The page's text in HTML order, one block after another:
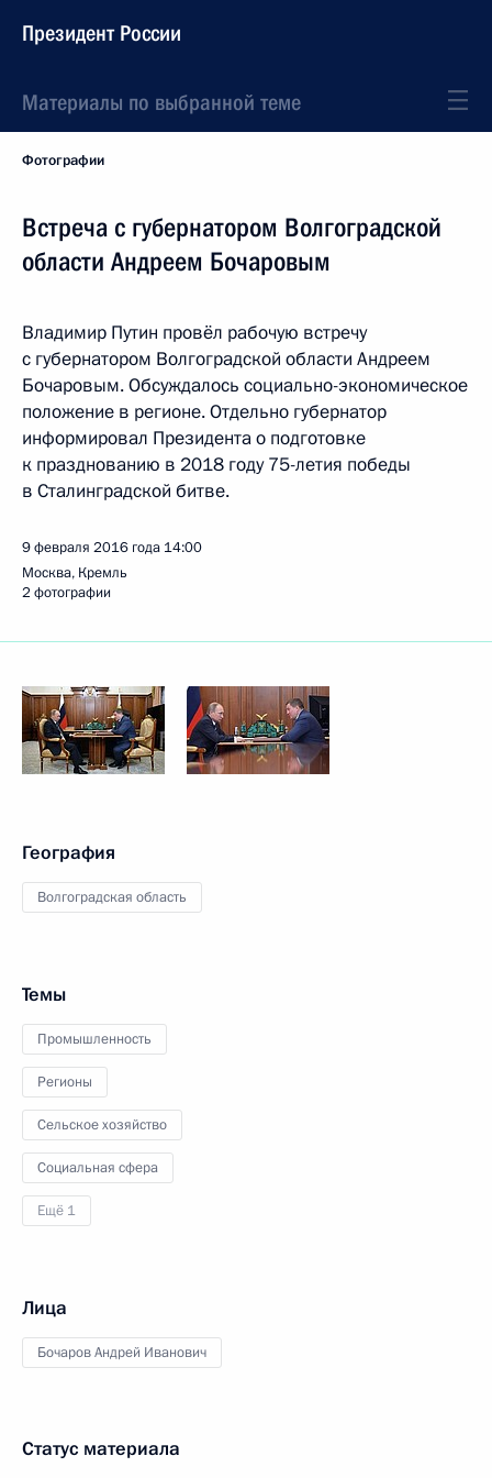
Президент России
Материалы по выбранной теме
Фотографии
Встреча с губернатором Волгоградской
области Андреем Бочаровым
Владимир Путин провёл рабочую встречу
с губернатором Волгоградской области Андреем
Бочаровым. Обсуждалось социально-экономическое
положение в регионе. Отдельно губернатор
информировал Президента о подготовке
к празднованию в 2018 году 75-летия победы
в Сталинградской битве.
9 февраля 2016 года 14:00
Москва, Кремль
2 фотографии
География
Волгоградская область
Темы
Промышленность
Регионы
Сельское хозяйство
Социальная сфера
Ещё 1
Лица
Бочаров Андрей Иванович
Статус материала